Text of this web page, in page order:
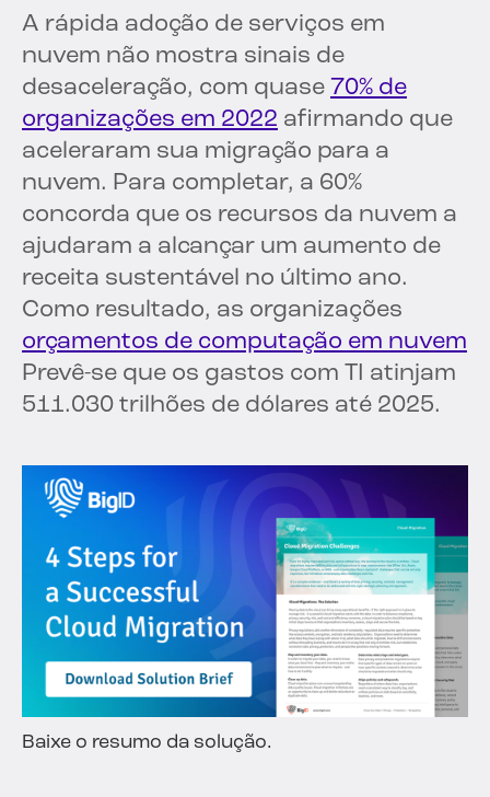
A rápida adoção de serviços em
nuvem não mostra sinais de
desaceleração, com quase 70% de
organizações em 2022 afirmando que
aceleraram sua migração para a
nuvem. Para completar, a 60%
concorda que os recursos da nuvem a
ajudaram a alcançar um aumento de
receita sustentável no último ano.
Como resultado, as organizações
orçamentos de computação em nuvem
Prevê-se que os gastos com TI atinjam
511.030 trilhões de dólares até 2025.
Baixe o resumo da solução.